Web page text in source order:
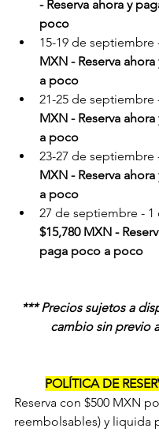
- Reserva ahora y
poco
15-19 de septiembre
MXN - Reserva
a poco
21-25 de septiembre
MXN - Reserva
a poco
23-27 de septiembre
MXN - Reserva
a poco
27 de septiembre -
$15,780 MXN -
paga poco a poco
*** Precios sujetos a
cambio sin previo
POLÍTICA DE
Reserva con $500 MXN
reembolsables) y liquida